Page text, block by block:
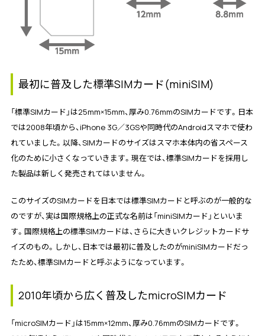
最初に普及した標準SIMカード(miniSIM)
「標準SIMカード」は25mm×15mm、厚み0.76mmのSIMカードです。日本
では2008年頃から、iPhone 3G／3GSや同時代のAndroidスマホで使わ
れていました。以降、SIMカードのサイズはスマホ本体内の省スペース
化のために小さくなっていきます。現在では、標準SIMカードを採用し
た製品は新しく発売されてはいません。
このサイズのSIMカードを日本では標準SIMカードと呼ぶのが一般的な
のですが、実は国際規格上の正式な名前は「miniSIMカード」といいま
す。国際規格上の標準SIMカードは、さらに大きいクレジットカードサ
イズのもの。しかし、日本では最初に普及したのがminiSIMカードだっ
たため、標準SIMカードと呼ぶようになっています。
2010年頃から広く普及したmicroSIMカード
「microSIMカード」は15mm×12mm、厚み0.76mmのSIMカードです。